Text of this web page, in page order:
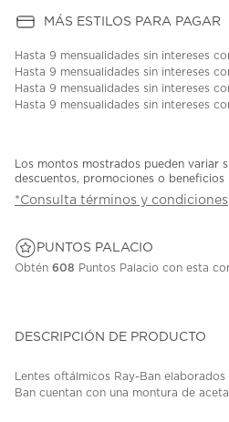
MÁS ESTILOS PARA PAGAR
Hasta 9 mensualidades sin intereses
Hasta 9 mensualidades sin intereses
Hasta 9 mensualidades sin intereses
Hasta 9 mensualidades sin intereses
Los montos mostrados pueden variar
descuentos, promociones o beneficios
*Consulta términos y condiciones
PUNTOS PALACIO
Obtén 608 Puntos Palacio con esta
DESCRIPCIÓN DE PRODUCTO
Lentes oftálmicos Ray-Ban
Ban cuentan con una montura de